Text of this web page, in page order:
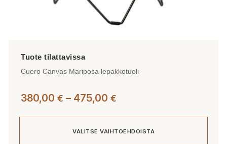
Cuero Canvas Mariposa lepakkotuoli
380,00 € – 475,00 €
475,00 €
VALITSE VAIHTOEHDOISTA